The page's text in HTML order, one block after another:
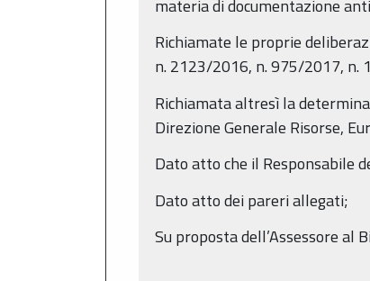
materia di documentazione
Richiamate le proprie
n. 2123/2016, n. 975/2017,
Richiamata altresì la
Direzione Generale Risorse,
Dato atto che il Responsabile
Dato atto dei pareri allegati;
Su proposta dell’Assessore al